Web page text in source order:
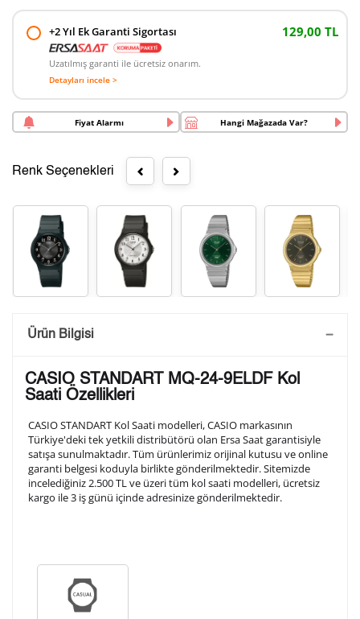
+2 Yıl Ek Garanti Sigortası 129,00 TL
Uzatılmış garanti ile ücretsiz onarım.
Detayları incele >
Fiyat Alarmı Hangi Mağazada Var?
Renk Seçenekleri
Saatini Kişiselleştir
arka kapağına gravür tekniği ile formda belirtmiş
olduğunuz şekilde işlenecektir.
1. Satır
10/ 10
2. Satır
Lütfen font seçiniz
Ürün Bilgisi
CASIO STANDART MQ-24-9ELDF Kol
Saati Özellikleri
CASIO STANDART Kol Saati modelleri, CASIO markasının
Türkiye'deki tek yetkili distribütörü olan Ersa Saat garantisiyle
satışa sunulmaktadır. Tüm ürünlerimiz orijinal kutusu ve online
garanti belgesi koduyla birlikte gönderilmektedir. Sitemizde
incelediğiniz 2.500 TL ve üzeri tüm kol saati modelleri, ücretsiz
kargo ile 3 iş günü içinde adresinize gönderilmektedir.